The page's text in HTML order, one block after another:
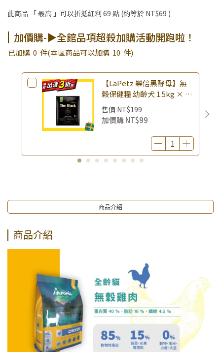
▶王國加購活動 訂單享超值優惠價加購好物
▶全館品項超殺加購活動開跑啦！
▶夏祭好禮｜購買犬貓乾溼糧，滿額享好禮5選3 (限量贈完為
止)
此商品 「 最高 」可以折抵紅利 69 點 (約等於 NT$69 )
加價購-▶全館品項超殺加購活動開跑啦！
已加購 0 件(本區商品可以加購 10 件)
【LaPetz 樂倍黑酵母】無
榖保健糧 幼齡犬 1.5kg × 包
｜(廠效期20260818) 狗乾糧
狗飼料 幼犬飼料 無穀配方｜
即期品
售價 NT$199
加價購NT$99
商品介紹
商品介紹